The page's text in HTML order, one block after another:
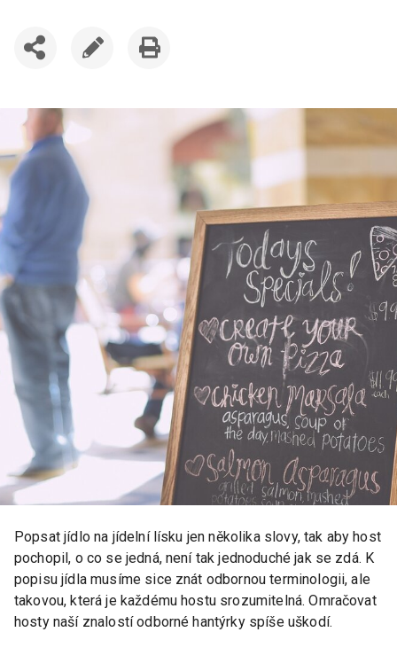
Popsat jídlo na jídelní lísku jen několika slovy, tak aby host
pochopil, o co se jedná, není tak jednoduché jak se zdá. K
popisu jídla musíme sice znát odbornou terminologii, ale
takovou, která je každému hostu srozumitelná. Omračovat
hosty naší znalostí odborné hantýrky spíše uškodí.